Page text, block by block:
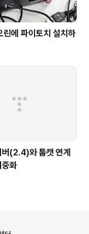
린에 파이토치 설치하
(2.4)와 톰캣 연계
화